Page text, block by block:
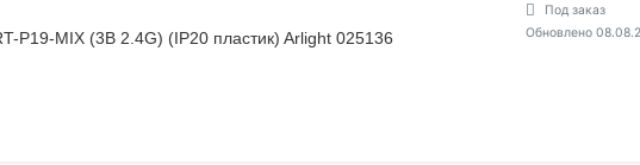
P19-MIX (3В 2.4G) (IP20 пластик) Arlight 025136
Под заказ
Обновлено